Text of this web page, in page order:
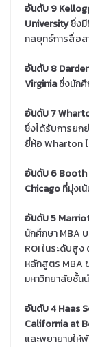
อันดับ 9
Universityซึ่งมี
กลยุทธ์การสื่อส
อันดับ 8
Virginiaซึ่งนัก
อันดับ 7
ซึ่งได้รับการยก
ยี่ห้อ Wharton
อันดับ 6 Booth
Chicagoที่มุ่งเ
อันดับ 5
นักศึกษา MBA
ROI ในระดับสู
หลักสูตร MBA
มหาวิทยาลัยชั้น
อันดับ 4 Haas
California at
และพยายามให้